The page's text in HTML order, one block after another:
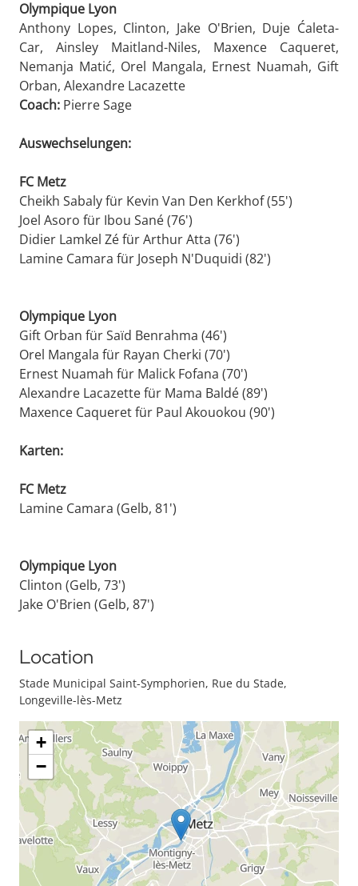
Olympique Lyon
Anthony Lopes, Clinton, Jake O'Brien, Duje Ćaleta-
Car, Ainsley Maitland-Niles, Maxence Caqueret,
Nemanja Matić, Orel Mangala, Ernest Nuamah, Gift
Orban, Alexandre Lacazette
Coach: Pierre Sage
Auswechselungen:
FC Metz
Cheikh Sabaly für Kevin Van Den Kerkhof (55')
Joel Asoro für Ibou Sané (76')
Didier Lamkel Zé für Arthur Atta (76')
Lamine Camara für Joseph N'Duquidi (82')
Olympique Lyon
Gift Orban für Saïd Benrahma (46')
Orel Mangala für Rayan Cherki (70')
Ernest Nuamah für Malick Fofana (70')
Alexandre Lacazette für Mama Baldé (89')
Maxence Caqueret für Paul Akouokou (90')
Karten:
FC Metz
Lamine Camara (Gelb, 81')
Olympique Lyon
Clinton (Gelb, 73')
Jake O'Brien (Gelb, 87')
Location
Stade Municipal Saint-Symphorien, Rue du Stade,
Longeville-lès-Metz
+
−